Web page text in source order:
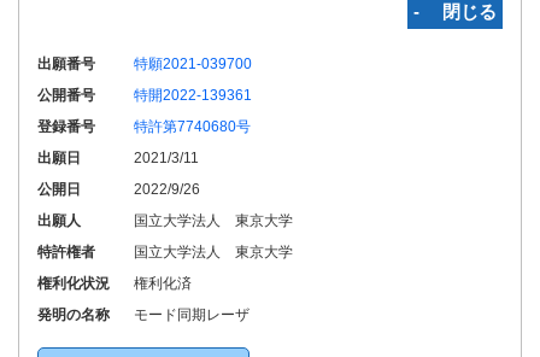
‐ 閉じる
出願番号
特願2021-039700
公開番号
特開2022-139361
登録番号
特許第7740680号
出願日
2021/3/11
公開日
2022/9/26
出願人
国立大学法人 東京大学
特許権者
国立大学法人 東京大学
権利化状況
権利化済
発明の名称
モード同期レーザ